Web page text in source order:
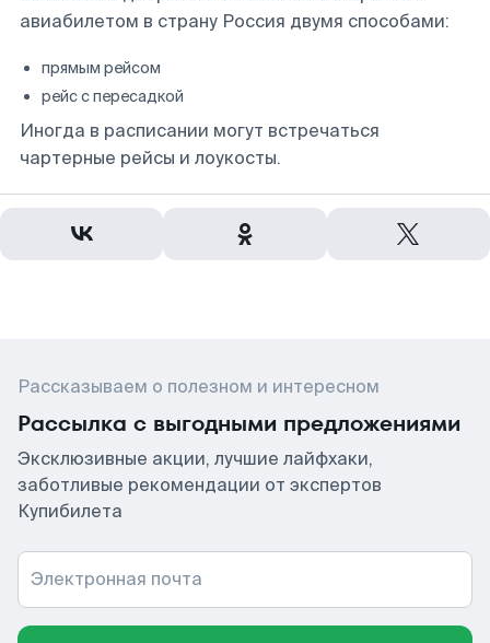
авиабилетом в страну Россия двумя способами:
прямым рейсом
рейс с пересадкой
Иногда в расписании могут встречаться
чартерные рейсы и лоукосты.
Рассказываем о полезном и интересном
Рассылка с выгодными предложениями
Эксклюзивные акции, лучшие лайфхаки,
заботливые рекомендации от экспертов
Купибилета
Электронная почта